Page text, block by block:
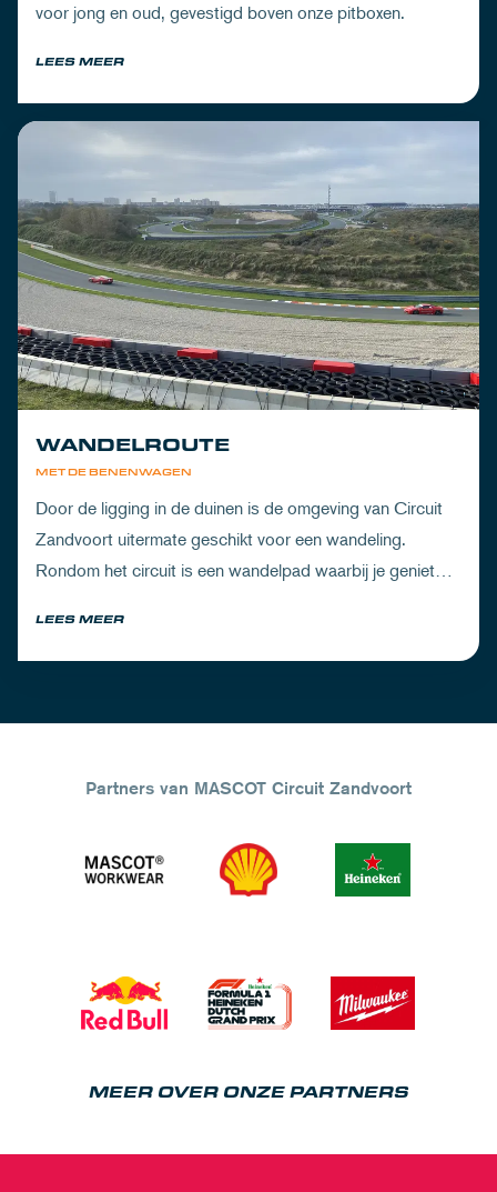
voor jong en oud, gevestigd boven onze pitboxen.
LEES MEER
MET DE BENENWAGEN
WANDELROUTE
Door de ligging in de duinen is de omgeving van Circuit
Zandvoort uitermate geschikt voor een wandeling.
Rondom het circuit is een wandelpad waarbij je geniet
LEES MEER
Partners van MASCOT Circuit Zandvoort
MEER OVER ONZE PARTNERS